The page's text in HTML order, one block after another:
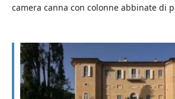
camera canna con colonne abbinate di